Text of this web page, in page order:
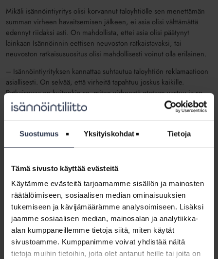
Suostumus Yksityiskohdat Tietoja
Tämä sivusto käyttää evästeitä
Käytämme evästeitä tarjoamamme sisällön ja mainosten
räätälöimiseen, sosiaalisen median ominaisuuksien
tukemiseen ja kävijämäärämme analysoimiseen. Lisäksi
jaamme sosiaalisen median, mainosalan ja analytiikka-
alan kumppaneillemme tietoja siitä, miten käytät
sivustoamme. Kumppanimme voivat yhdistää näitä
tietoja muihin tietoihin, joita olet antanut heille tai joita on
Mikäli isännöintiyritys olisi korvannut taloyhtiölle sen menettämän
summan virheen havaitsemisen jälkeen, ei asia olisi välttämättä
edennyt riidaksi asti. On mahdollista, ettei asia olisi päätynyt
lainkaan Isännöinnin eettisen neuvoston ratkaistavaksi, tai
neuvoston ratkaisusuositus olisi mahdollisesti voinut olla erilainen.
– Isännöintiyrityksen kannattaa suhtautua taloyhtiön reklamaatioon
asiallisesti. On selvää, että virheitä tapahtuu joskus kaikille.
Ratkaisevaa on kuitenkin se, miten virheestä otetaan vastuu ja se
korjataan, huomauttaa Isännöintiliiton toimitusjohtajaMia Koro-
Kanerva.
Neuvoston päätös perustuu asiassa
esitettyyn selvitykseen
Neuvosto on tässä tapauksessa esitetyn selvityksen perusteella
tullut siihen lopputulokseen, että isännöintiyritys on toiminut
huolimattomasti ja tämä huolimattomuus on liittynyt yhteen
isännöinnin tärkeimpään perustehtävään eli taloyhtiön
varainhoitoon. Seuraamusta harkitessaan neuvosto on huomioinut,
että maksettu lasku on ollut tavallisuudesta poikkeava, eikä
rutiiniluonteinen, tavalliseen päivittäiseen toimintaan liittyvä
maksu, ja identtinen summa samoilla laskun lisätiedoilla on lyhyen
aikavälin sisällä maksettu kolmesti. Näin ollen maksu olisi pitänyt